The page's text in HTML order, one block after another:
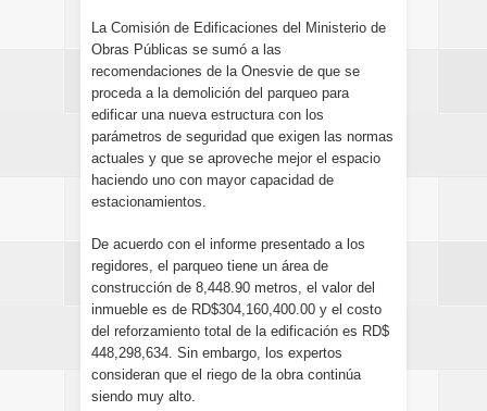
La Comisión de Edificaciones del Ministerio de
Obras Públicas se sumó a las
recomendaciones de la Onesvie de que se
proceda a la demolición del parqueo para
edificar una nueva estructura con los
parámetros de seguridad que exigen las normas
actuales y que se aproveche mejor el espacio
haciendo uno con mayor capacidad de
estacionamientos.
De acuerdo con el informe presentado a los
regidores, el parqueo tiene un área de
construcción de 8,448.90 metros, el valor del
inmueble es de RD$304,160,400.00 y el costo
del reforzamiento total de la edificación es RD$
448,298,634. Sin embargo, los expertos
consideran que el riego de la obra continúa
siendo muy alto.